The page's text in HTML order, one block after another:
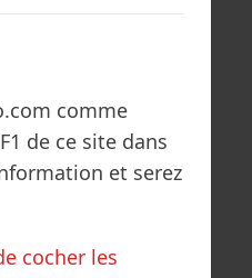
comme
de ce site dans
et serez
cocher les